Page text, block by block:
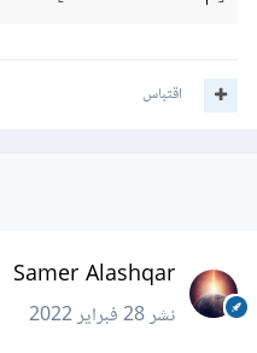
اقتباس
Samer Alashqar
نشر28 فبراير 2022